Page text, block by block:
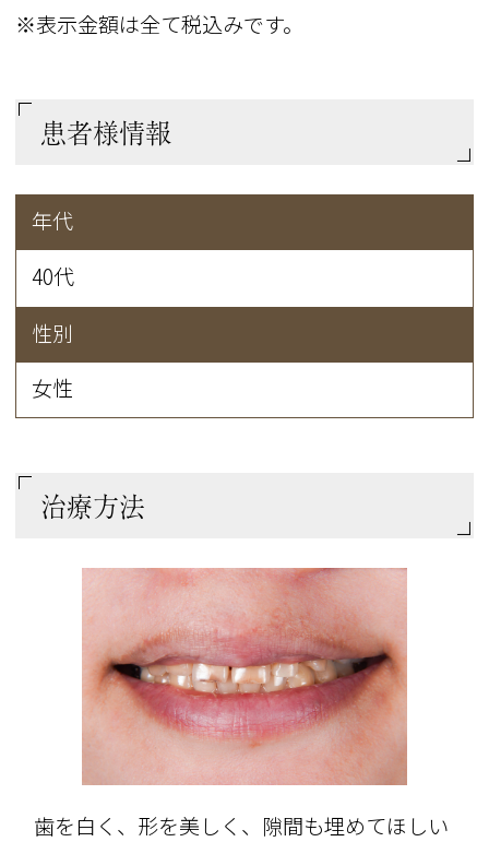
※表示金額は全て税込みです。
患者様情報
年代
40代
性別
女性
治療方法
歯を白く、形を美しく、隙間も埋めてほしい